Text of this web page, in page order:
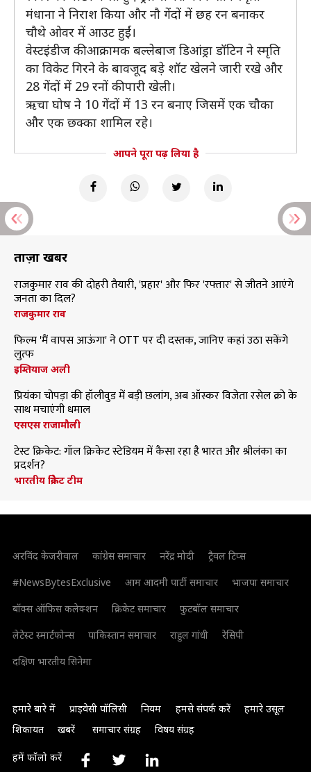
मंधाना ने निराश किया और नौ गेंदों में छह रन बनाकर
चौथे ओवर में आउट हुईं।
वेस्टइंडीज की आक्रामक बल्लेबाज डिआंड्रा डॉटिन ने स्मृति
का विकेट गिरने के बावजूद बड़े शॉट खेलने जारी रखे और
28 गेंदों में 29 रनों की पारी खेली।
ऋचा घोष ने 10 गेंदों में 13 रन बनाए जिसमें एक चौका
और एक छक्का शामिल रहे।
आपने पूरा पढ़ लिया है
ताज़ा खबरें
राजकुमार राव की दोहरी तैयारी, 'प्रहार' और फिर 'रफ्तार' से जीतने आएंगे
जनता का दिल?
राजकुमार राव
फिल्म 'मैं वापस आऊंगा' ने OTT पर दी दस्तक, जानिए कहां उठा सकेंगे
लुत्फ
इम्तियाज अली
प्रियंका चोपड़ा की हॉलीवुड में बड़ी छलांग, अब ऑस्कर विजेता रसेल क्रो के
साथ मचाएंगी धमाल
एसएस राजामौली
टेस्ट क्रिकेट: गॉल क्रिकेट स्टेडियम में कैसा रहा है भारत और श्रीलंका का
प्रदर्शन?
भारतीय क्रिकेट टीम
अरविंद केजरीवाल कांग्रेस समाचार नरेंद्र मोदी
ट्रैवल टिप्स
#NewsBytesExclusive
आम आदमी पार्टी समाचार
भाजपा समाचार
बॉक्स ऑफिस कलेक्शन
क्रिकेट समाचार
फुटबॉल समाचार
लेटेस्ट स्मार्टफोन्स
पाकिस्तान समाचार राहुल गांधी
रेसिपी
दक्षिण भारतीय सिनेमा
हमारे बारे में प्राइवेसी पॉलिसी नियम हमसे संपर्क करें
हमारे उसूल
शिकायत
खबरें समाचार संग्रह विषय संग्रह
हमें फॉलो करें